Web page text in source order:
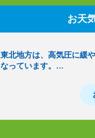
お天
東北地方は、高気圧に緩
なっています。…